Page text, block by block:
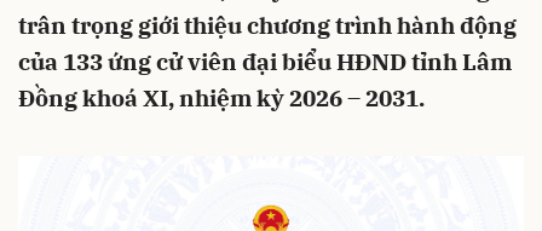
trân trọng giới thiệu chương trình hành động
của 133 ứng cử viên đại biểu HĐND tỉnh Lâm
Đồng khoá XI, nhiệm kỳ 2026 – 2031.